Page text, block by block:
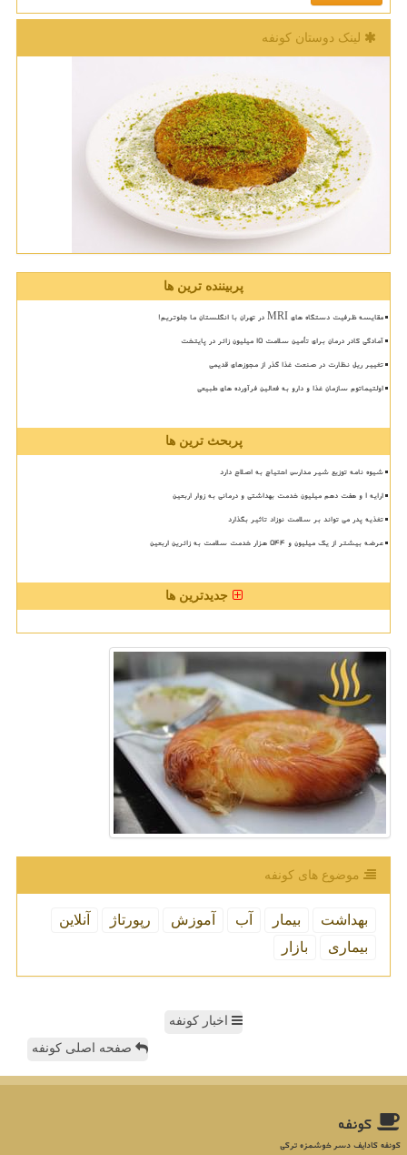
لینک دوستان كونفه
پربیننده ترین ها
مقایسه ظرفیت دستگاه های MRI در تهران با انگلستان ما جلوتریم!
آمادگی کادر درمان برای تأمین سلامت 15 میلیون زائر در پایتخت
تغییر ریل نظارت در صنعت غذا گذر از مجوزهای قدیمی
اولتیماتوم سازمان غذا و دارو به فعالین فرآورده های طبیعی
پربحث ترین ها
شیوه نامه توزیع شیر مدارس احتیاج به اصلاح دارد
ارایه ۱ و هفت دهم میلیون خدمت بهداشتی و درمانی به زوار اربعین
تغذیه پدر می تواند بر سلامت نوزاد تاثیر بگذارد
عرضه بیشتر از یک میلیون و ۵۴۴ هزار خدمت سلامت به زائرین اربعین
جدیدترین ها
موضوع های كونفه
بهداشت بیمار آب آموزش رپورتاژ
آنلاین
بیماری
بازار
اخبار کونفه
صفحه اصلی کونفه
كونفه
کونفه کادایف دسر خوشمزه ترکی